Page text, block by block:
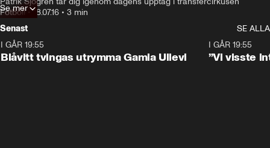
Fotboll•18.07.16 • 3 min
Se mer
Senast
SE ALLA
I GÅR 19:55
Blåvitt tvingas utrymma Gamla Ullevi
I GÅR 19:55
”Vi visste